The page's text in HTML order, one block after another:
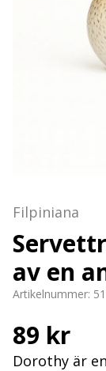
Filpiniana
av en
Artikelnummer:
89 kr
Dorothy är